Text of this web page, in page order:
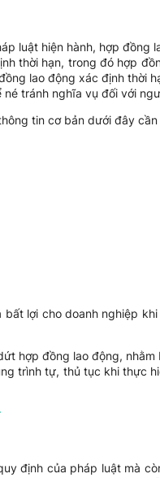
luật hiện hành, hợp đồng
thời hạn, trong đó hợp
lao động xác định thời
tránh nghĩa vụ đối với
tin cơ bản dưới đây
lợi cho doanh nghiệp
hợp đồng lao động, nhằm
trình tự, thủ tục khi thực
định của pháp luật mà